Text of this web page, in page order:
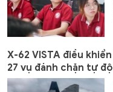
X-62 VISTA điều
27 vụ đánh chặn tự